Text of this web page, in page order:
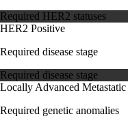
Required HER2 statuses
HER2 Positive
Required disease stage
Required disease stage
Locally Advanced Metastatic
Required genetic anomalies